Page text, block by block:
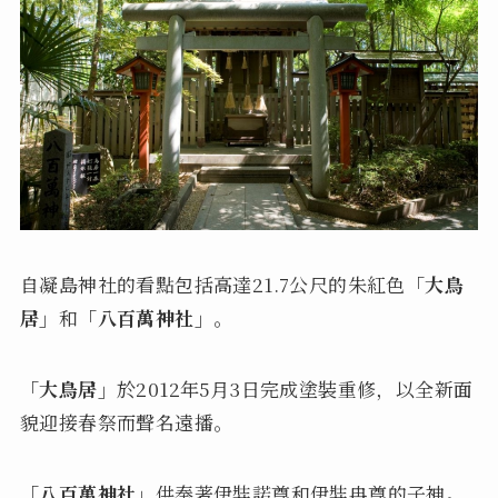
自凝島神社的看點包括高達21.7公尺的朱紅色 「大鳥
居」 和 「八百萬神社」 。
「大鳥居」 於2012年5月3日完成塗裝重修，以全新面
貌迎接春祭而聲名遠播。